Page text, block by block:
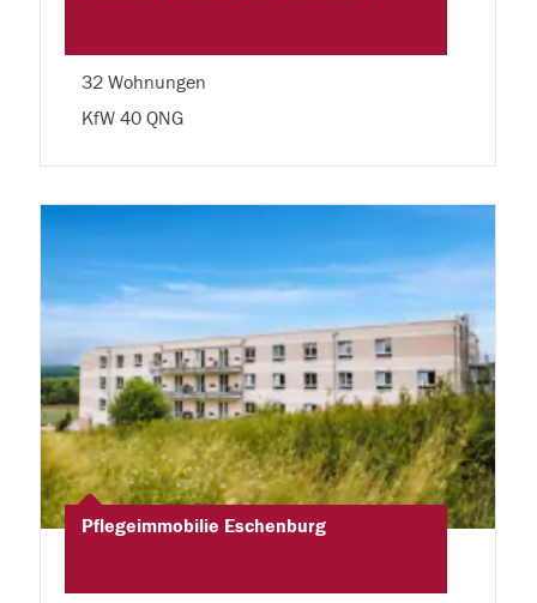
32 Wohnungen
KfW 40 QNG
Pflegeimmobilie Eschenburg